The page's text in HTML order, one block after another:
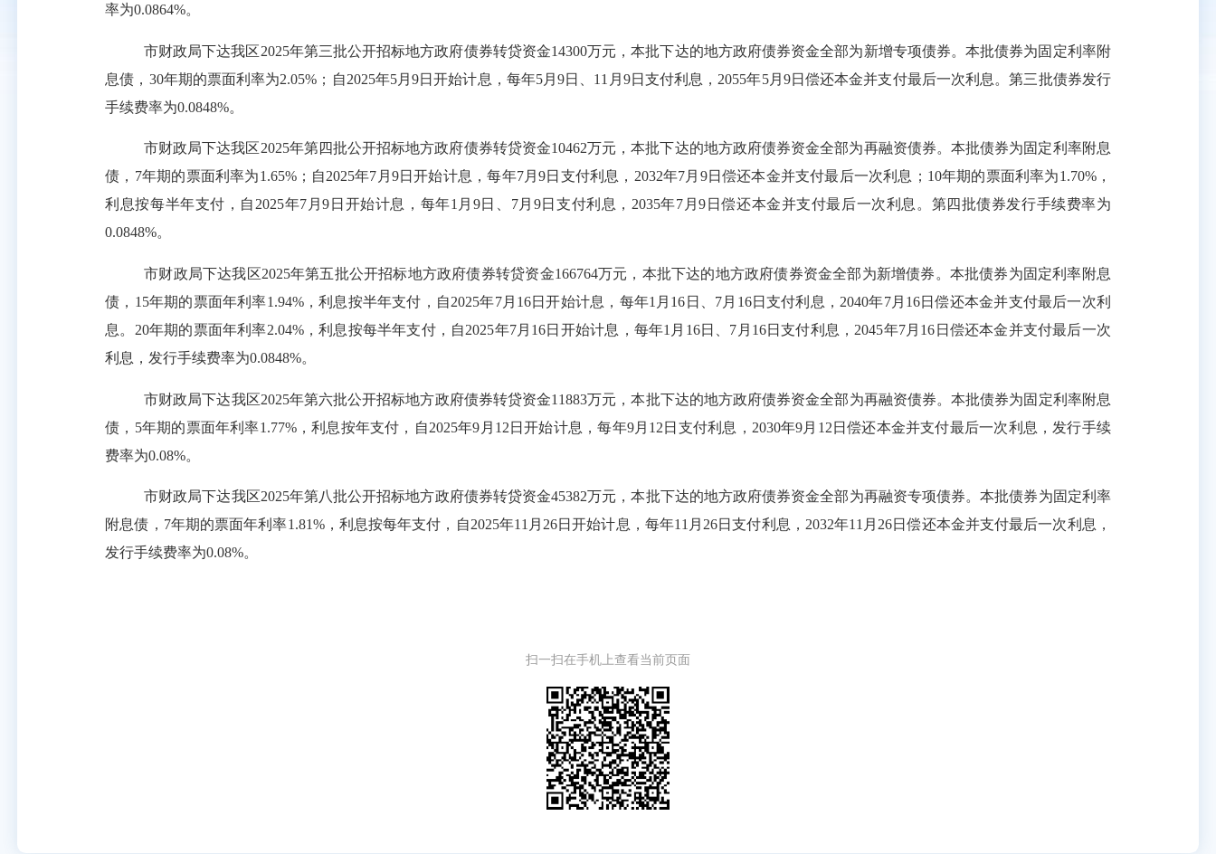
率为0.0864%。
市财政局下达我区2025年第三批公开招标地方政府债券转贷资金14300万元，本批下达的地方政府债券资金全部为新增专项债券。本批债券为固定利率附
息债， 30年期的票面利率为2.05% ； 自2025年5月9日开始计息 ， 每年5月9日、 11 月 9日支付利息 ， 2055年5月 9日偿还本金并支付最后一次利息。第三批债券发行
手续费率为0.0848%。
市财政局下达我区2025年第 四批公开招标地方政府债券转贷资金10462万元，本批下达的地方政府债券资金全部为再融资债券。本批债券为固定利率附息
债， 7年期的票面利率为1.65%； 自2025年7月 9日开始计息 ，每年7月9日支付利息 ， 2032年7月 9日偿还本金并支付最后一次利息； 10年期的票面利率为1.70%，
利息按每半年支付， 自2025年7月9 日开始计息 ， 每年1月 9日 、 7月 9日支付利息 ， 2035年7月9 日偿还本金并支付最后一次利息。第 四批债券发行手续费率为
0.0848%。
市财政局下达我区2025年第五批公开招标地方政府债券转贷资金166764万元，本批下达的地方政府债券资金全部为新增债券。 本批债券为固定利率附息
债， 15年期的票面年利率1.94%，利息按半年支付，自2025年7月 16日开始计息，每年1 月 16 日、 7月 16日支付利息， 2040年7月 16日偿还本金并支付最后一次利
息 。 20年期的票面年利率2.04%，利息按每半年支付，自2025年7月 16日开始计息，每年1 月 16日、 7 月 16日支付利息， 2045年7月 16 日偿还本金并支付最后一次
利息， 发行手续费率为0.0848%。
市财政局下达我区2025年第六批公开招标地方政府债券转贷资金11883万元，本批下达的地方政府债券资金全部为再融资债券。本批债券为固定利率附息
债， 5年期的票面年利率1.77%，利息按年支付，自2025年9 月 12 日开始计息，每年9月 12 日支付利息， 2030年9月 12 日偿还本金并支付最后一次利息， 发行手续
费率为0.08%。
市财政局下达我区2025年第八批公开招标地方政府债券转贷资金45382万元，本批下达的地方政府债券资金全部为再融资专项债券。本批债券为固定利率
附息债， 7年期的票面年利率1.81%，利息按每年支付，自2025年11 月 26日开始计息，每年11 月 26日支付利息， 2032年11 月 26日偿还本金并支付最后一次利息，
发行手续费率为0.08%。
扫一扫在手机上查看当前页面